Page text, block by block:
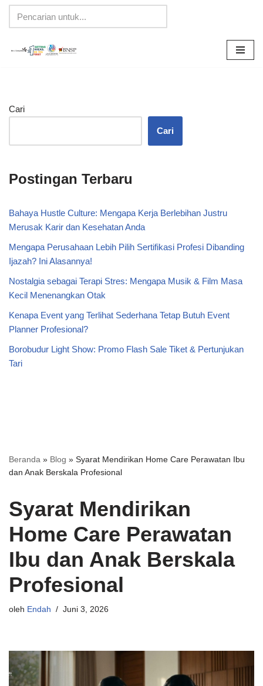
Lompat
Cari
Cari
Postingan Terbaru
Bahaya Hustle Culture: Mengapa Kerja Berlebihan Justru
Merusak Karir dan Kesehatan Anda
Mengapa Perusahaan Lebih Pilih Sertifikasi Profesi Dibanding
Ijazah? Ini Alasannya!
Nostalgia sebagai Terapi Stres: Mengapa Musik & Film Masa
Kecil Menenangkan Otak
Kenapa Event yang Terlihat Sederhana Tetap Butuh Event
Planner Profesional?
Borobudur Light Show: Promo Flash Sale Tiket & Pertunjukan
Tari
Beranda » Blog » Syarat Mendirikan Home Care Perawatan Ibu
dan Anak Berskala Profesional
Syarat Mendirikan
Home Care Perawatan
Ibu dan Anak Berskala
Profesional
oleh Endah Juni 3, 2026